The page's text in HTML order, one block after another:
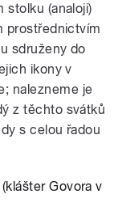
stolku (analoji)
prostřednictvím
sdruženy do
ikony v
nalezneme je
z těchto svátků
s celou řadou